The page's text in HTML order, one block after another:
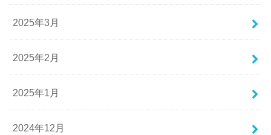
2025年3月
2025年2月
2025年1月
2024年12月